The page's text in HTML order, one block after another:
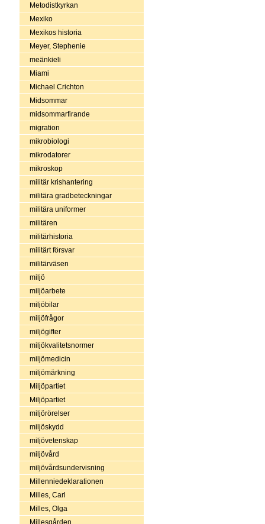
Metodistkyrkan
Mexiko
Mexikos historia
Meyer, Stephenie
meänkieli
Miami
Michael Crichton
Midsommar
midsommarfirande
migration
mikrobiologi
mikrodatorer
mikroskop
militär krishantering
militära gradbeteckningar
militära uniformer
militären
militärhistoria
militärt försvar
militärväsen
miljö
miljöarbete
miljöbilar
miljöfrågor
miljögifter
miljökvalitetsnormer
miljömedicin
miljömärkning
Miljöpartiet
Miljöpartiet
miljörörelser
miljöskydd
miljövetenskap
miljövård
miljövårdsundervisning
Millenniedeklarationen
Milles, Carl
Milles, Olga
Millesgården